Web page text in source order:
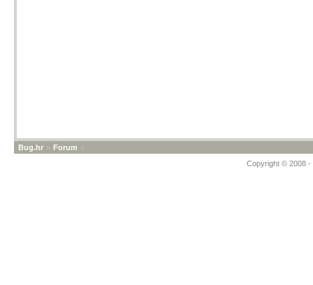
Bug.hr » Forum »
Copyright © 2008 -